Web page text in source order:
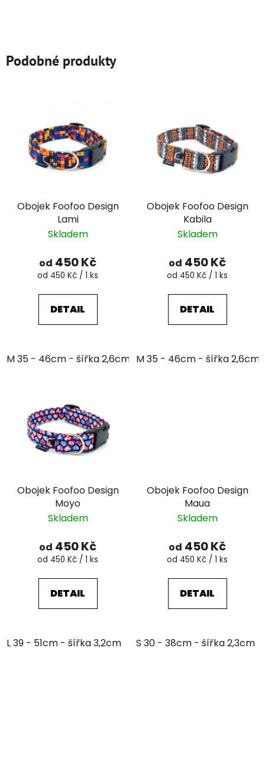
Podobné produkty
Obojek Foofoo Design
Lami
Skladem
od 450 Kč
Měrná
od 450 Kč / 1 ks
DETAIL
M 35 - 46cm - šířka 2,6cm
Obojek Foofoo Design
Kabila
Skladem
od 450 Kč
Měrná
od 450 Kč / 1 ks
DETAIL
M 35 - 46cm - šířka 2,6cm
Obojek Foofoo Design
Moyo
Skladem
od 450 Kč
Měrná
od 450 Kč / 1 ks
DETAIL
L 39 - 51cm - šířka 3,2cm XL 48 - 63cm - šířka 4,3cm
Obojek Foofoo Design
Maua
Skladem
od 450 Kč
Měrná
od 450 Kč / 1 ks
DETAIL
S 30 - 38cm - šířka 2,3cm